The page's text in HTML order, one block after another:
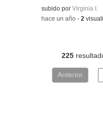
Contenido educativo.
subido porVirginia I.
-hace un año -2
225
Anterior